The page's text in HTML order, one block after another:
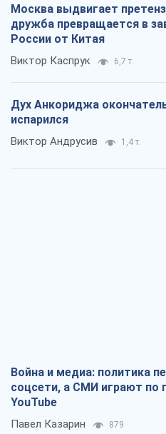
Москва выдвигает
дружба превращается в
России от Китая
Виктор Каспрук 6,7 т.
Дух Анкориджа
испарился
Виктор Андрусив 1,4 т.
Война и медиа: политика
соцсети, а СМИ играют по
YouTube
Павел Казарин 879